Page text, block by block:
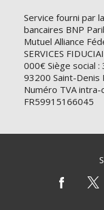
Service fourni par
bancaires BNP
Mutuel Alliance
SERVICES
000€ Siège social :
93200 Saint-Denis
Numéro TVA intra-
FR59915166045